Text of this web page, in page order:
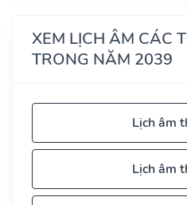
XEM LỊCH ÂM CÁC
TRONG NĂM 2039
Lịch âm
Lịch âm